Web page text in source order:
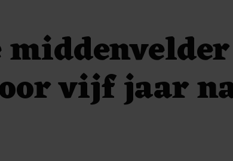
middenvelder
vijf jaar